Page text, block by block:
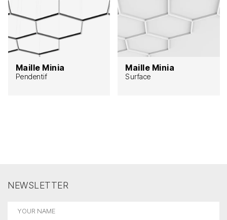
Maille Minia
Pendentif
Maille Minia
Surface
NEWSLETTER